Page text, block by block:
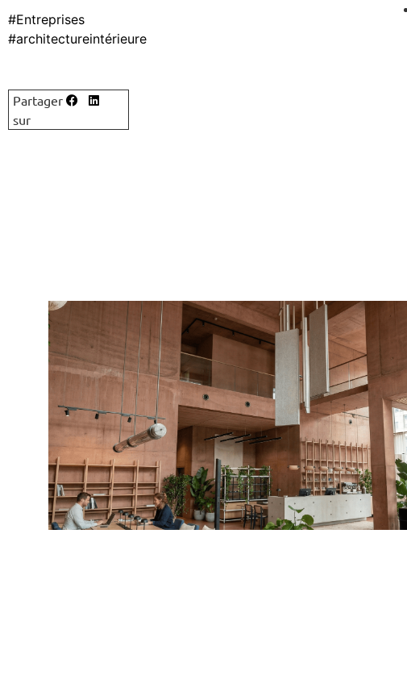
#Entreprises
#architectureintérieure